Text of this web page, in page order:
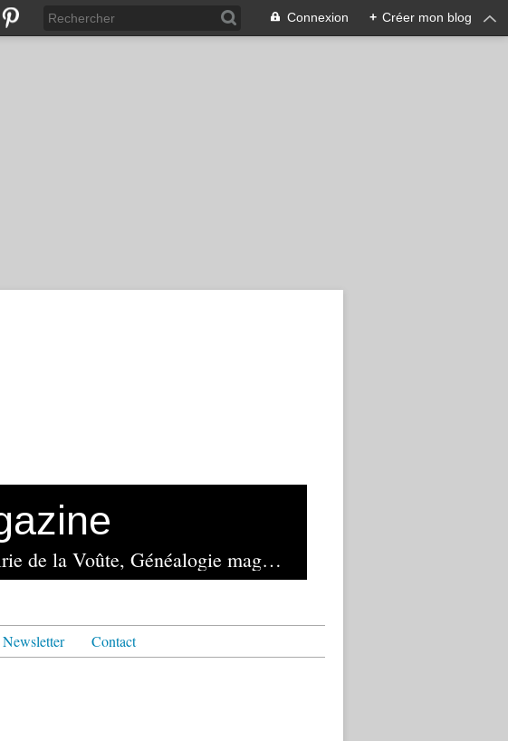
Connexion + Créer mon blog
Lancé en novembre 1982 et exploité depuis 2023 par la librairie de la Voûte, Généalogie magazine reste le seul mensuel français de généalogie
Newsletter Contact